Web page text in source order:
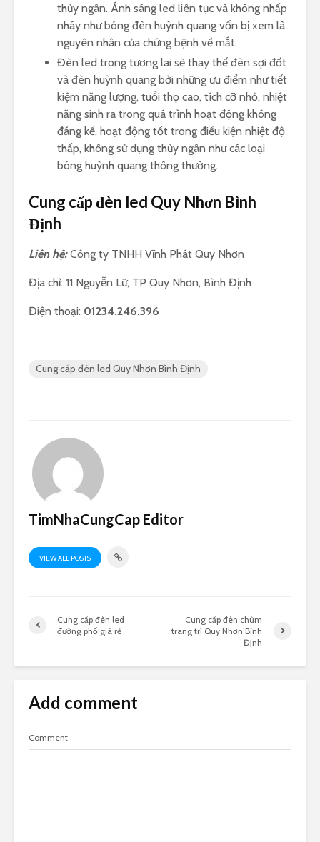
thủy ngân. Ánh sáng led liên tục và không nhấp
nháy như bóng đèn huỳnh quang vốn bị xem là
nguyên nhân của chứng bệnh về mắt.
Đèn led trong tương lai sẽ thay thế đèn sợi đốt
và đèn huỳnh quang bởi những ưu điểm như tiết
kiệm năng lượng, tuổi thọ cao, tích cỡ nhỏ, nhiệt
năng sinh ra trong quá trình hoạt động không
đáng kể, hoạt động tốt trong điều kiện nhiệt độ
thấp, không sử dụng thủy ngân như các loại
bóng huỳnh quang thông thường.
Cung cấp đèn led Quy Nhơn Bình
Định
Liên hệ:Công ty TNHH Vĩnh Phát Quy Nhơn
Địa chỉ: 11 Nguyễn Lữ, TP Quy Nhơn, Bình Định
Điện thoại: 01234.246.396
Cung cấp đèn led Quy Nhơn Bình Định
TimNhaCungCap Editor
VIEW ALL POSTS
Cung cấp đèn led
đường phố giá rẻ
Cung cấp đèn chùm
trang trí Quy Nhơn Bình
Định
Add comment
Comment